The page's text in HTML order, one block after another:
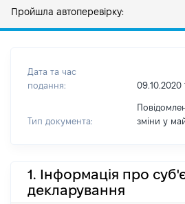
Пройшла автоперевірку:
Дата та час
подання:
09.10.2020
Тип документа:
зміни y
1. Інформація про
декларування